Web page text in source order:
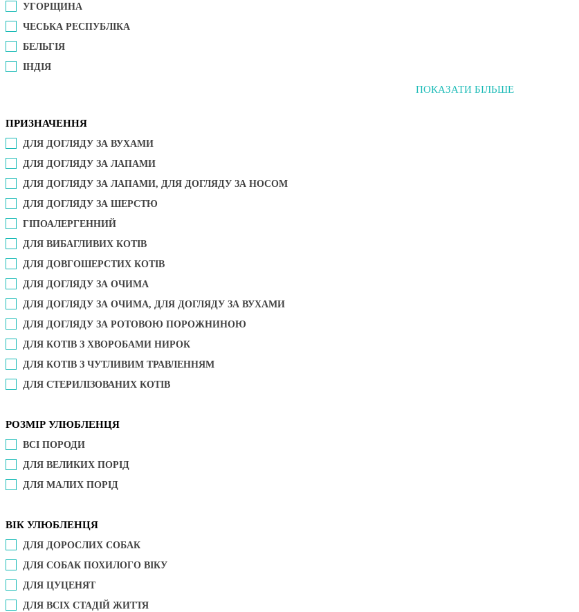
УГОРЩИНА
ЧЕСЬКА РЕСПУБЛІКА
БЕЛЬГІЯ
ІНДІЯ
ПОКАЗАТИ БІЛЬШЕ
ПРИЗНАЧЕННЯ
ДЛЯ ДОГЛЯДУ ЗА ВУХАМИ
ДЛЯ ДОГЛЯДУ ЗА ЛАПАМИ
ДЛЯ ДОГЛЯДУ ЗА ЛАПАМИ, ДЛЯ ДОГЛЯДУ ЗА НОСОМ
ДЛЯ ДОГЛЯДУ ЗА ШЕРСТЮ
ГІПОАЛЕРГЕННИЙ
ДЛЯ ВИБАГЛИВИХ КОТІВ
ДЛЯ ДОВГОШЕРСТИХ КОТІВ
ДЛЯ ДОГЛЯДУ ЗА ОЧИМА
ДЛЯ ДОГЛЯДУ ЗА ОЧИМА, ДЛЯ ДОГЛЯДУ ЗА ВУХАМИ
ДЛЯ ДОГЛЯДУ ЗА РОТОВОЮ ПОРОЖНИНОЮ
ДЛЯ КОТІВ З ХВОРОБАМИ НИРОК
ДЛЯ КОТІВ З ЧУТЛИВИМ ТРАВЛЕННЯМ
ДЛЯ СТЕРИЛІЗОВАНИХ КОТІВ
РОЗМІР УЛЮБЛЕНЦЯ
ВСІ ПОРОДИ
ДЛЯ ВЕЛИКИХ ПОРІД
ДЛЯ МАЛИХ ПОРІД
ВІК УЛЮБЛЕНЦЯ
ДЛЯ ДОРОСЛИХ СОБАК
ДЛЯ СОБАК ПОХИЛОГО ВІКУ
ДЛЯ ЦУЦЕНЯТ
ДЛЯ ВСІХ СТАДІЙ ЖИТТЯ